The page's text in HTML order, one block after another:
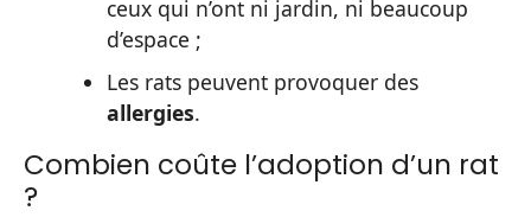
ceux qui n’ont ni jardin, ni beaucoup
d’espace ;
Les rats peuvent provoquer des
allergies.
Combien coûte l’adoption d’un rat
?